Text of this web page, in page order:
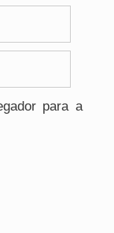
para a